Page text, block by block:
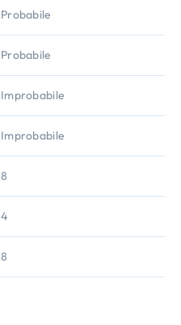
Probabile
Probabile
Improbabile
Improbabile
8
4
8